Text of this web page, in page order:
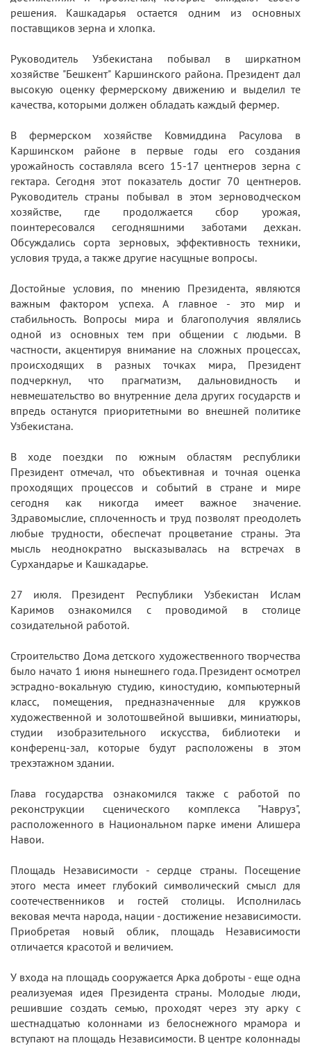
решения. Кашкадарья остается одним из основных
поставщиков зерна и хлопка.
Руководитель Узбекистана побывал в ширкатном
хозяйстве "Бешкент" Каршинского района. Президент дал
высокую оценку фермерскому движению и выделил те
качества, которыми должен обладать каждый фермер.
В фермерском хозяйстве Ковмиддина Расулова в
Каршинском районе в первые годы его создания
урожайность составляла всего 15-17 центнеров зерна с
гектара. Сегодня этот показатель достиг 70 центнеров.
Руководитель страны побывал в этом зерноводческом
хозяйстве, где продолжается сбор урожая,
поинтересовался сегодняшними заботами дехкан.
Обсуждались сорта зерновых, эффективность техники,
условия труда, а также другие насущные вопросы.
Достойные условия, по мнению Президента, являются
важным фактором успеха. А главное - это мир и
стабильность. Вопросы мира и благополучия являлись
одной из основных тем при общении с людьми. В
частности, акцентируя внимание на сложных процессах,
происходящих в разных точках мира, Президент
подчеркнул, что прагматизм, дальновидность и
невмешательство во внутренние дела других государств и
впредь останутся приоритетными во внешней политике
Узбекистана.
В ходе поездки по южным областям республики
Президент отмечал, что объективная и точная оценка
проходящих процессов и событий в стране и мире
сегодня как никогда имеет важное значение.
Здравомыслие, сплоченность и труд позволят преодолеть
любые трудности, обеспечат процветание страны. Эта
мысль неоднократно высказывалась на встречах в
Сурхандарье и Кашкадарье.
27 июля. Президент Республики Узбекистан Ислам
Каримов ознакомился с проводимой в столице
созидательной работой.
Строительство Дома детского художественного творчества
было начато 1 июня нынешнего года. Президент осмотрел
эстрадно-вокальную студию, киностудию, компьютерный
класс, помещения, предназначенные для кружков
художественной и золотошвейной вышивки, миниатюры,
студии изобразительного искусства, библиотеки и
конференц-зал, которые будут расположены в этом
трехэтажном здании.
Глава государства ознакомился также с работой по
реконструкции сценического комплекса "Навруз",
расположенного в Национальном парке имени Алишера
Навои.
Площадь Независимости - сердце страны. Посещение
этого места имеет глубокий символический смысл для
соотечественников и гостей столицы. Исполнилась
вековая мечта народа, нации - достижение независимости.
Приобретая новый облик, площадь Независимости
отличается красотой и величием.
У входа на площадь сооружается Арка доброты - еще одна
реализуемая идея Президента страны. Молодые люди,
решившие создать семью, проходят через эту арку с
шестнадцатью колоннами из белоснежного мрамора и
вступают на площадь Независимости. В центре колоннады